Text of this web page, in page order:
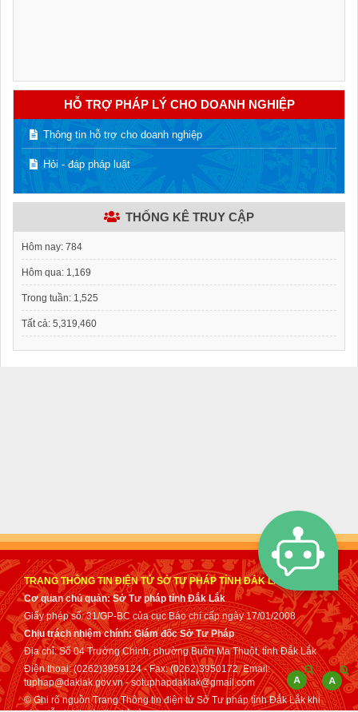
HỖ TRỢ PHÁP LÝ CHO DOANH NGHIỆP
Thông tin hỗ trợ cho doanh nghiệp
Hỏi - đáp pháp luật
THỐNG KÊ TRUY CẬP
Hôm nay: 784
Hôm qua: 1,169
Trong tuần: 1,525
Tất cả: 5,319,460
TRANG THÔNG TIN ĐIỆN TỬ SỞ TƯ PHÁP TỈNH ĐẮK LẮK
Cơ quan chủ quản: Sở Tư pháp tỉnh Đắk Lắk
Giấy phép số: 31/GP-BC của cục Báo chí cấp ngày 17/01/2008
Chịu trách nhiệm chính: Giám đốc Sở Tư Pháp
Địa chỉ: Số 04 Trường Chinh, phường Buôn Ma Thuột, tỉnh Đắk Lắk
Điện thoại: (0262)3959124 - Fax: (0262)3950172. Email:
tuphap@daklak.gov.vn - sotuphapdaklak@gmail.com
© Ghi rõ nguồn Trang Thông tin điện tử Sở Tư pháp tỉnh Đắk Lắk khi